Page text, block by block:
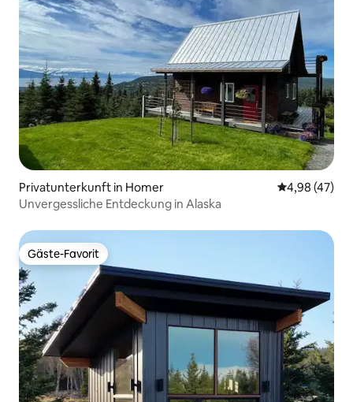
Privatunterkunft in Homer
4,98 (47)
Unvergessliche Entdeckung in Alaska
Gäste-Favorit
Gäste-Favorit